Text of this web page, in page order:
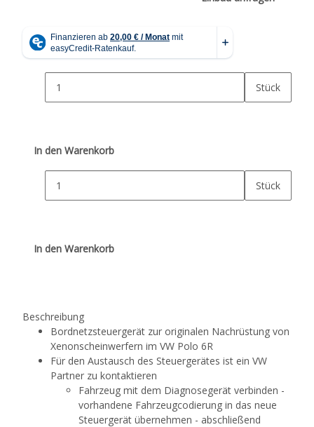
Stück
In den Warenkorb
Stück
In den Warenkorb
Beschreibung
Bordnetzsteuergerät zur originalen Nachrüstung von
Xenonscheinwerfern im VW Polo 6R
Für den Austausch des Steuergerätes ist ein VW
Partner zu kontaktieren
Fahrzeug mit dem Diagnosegerät verbinden -
vorhandene Fahrzeugcodierung in das neue
Steuergerät übernehmen - abschließend